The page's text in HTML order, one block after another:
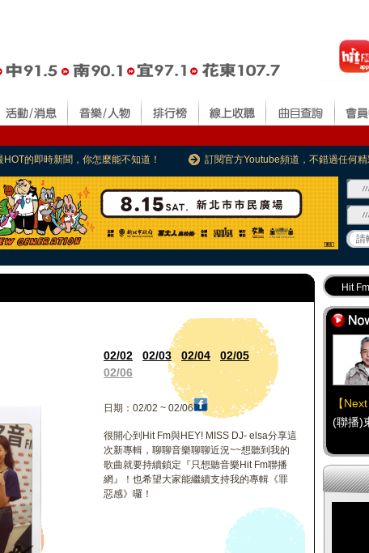
HOT的即時新聞，你怎麼能不知道！ 訂閱官方Youtube頻道，不錯過任何精
02/02 02/03 02/04
02/05
02/06
日期：02/02 ~ 02/06
很開心到Hit Fm與HEY! MISS DJ- elsa分享這
次新專輯，聊聊音樂聊聊近況~~想聽到我的
歌曲就要持續鎖定『只想聽音樂Hit Fm聯播
網』！也希望大家能繼續支持我的專輯《罪
惡感》囉！
Hit
Hit
最專
好康
【Next
(聯播)